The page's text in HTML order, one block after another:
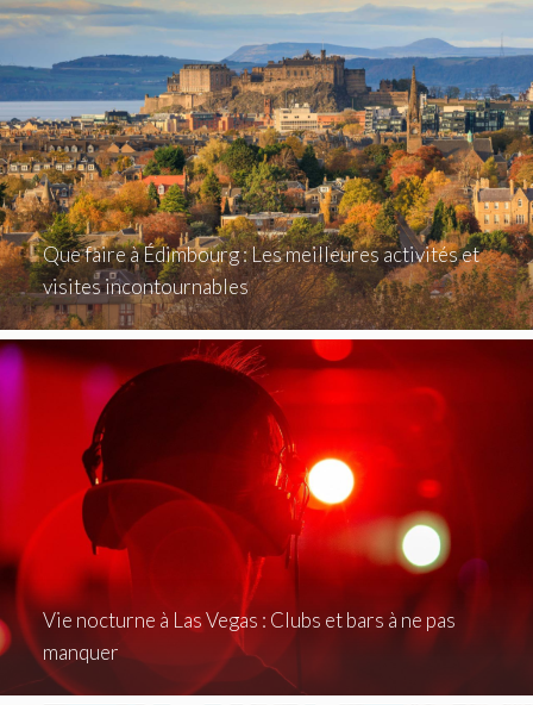
Que faire à Édimbourg : Les meilleures activités et
visites incontournables
Vie nocturne à Las Vegas : Clubs et bars à ne pas
manquer